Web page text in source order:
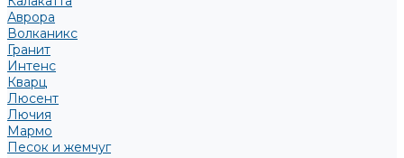
Аврора
Волканикс
Гранит
Интенс
Кварц
Люсент
Лючия
Мармо
Песок и жемчуг